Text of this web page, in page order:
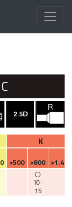
K
>500 >800 >1.400
10-
15